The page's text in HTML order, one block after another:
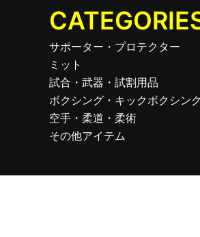
サポーター・プロテクター
ミット
試合・武器・試割用品
ボクシング・キックボクシン
空手・柔道・柔術
その他アイテム